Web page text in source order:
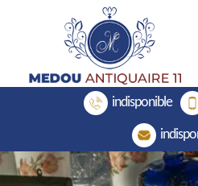
indisponible